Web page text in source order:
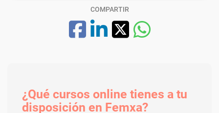
COMPARTIR
¿Qué cursos online tienes a tu
disposición en Femxa?